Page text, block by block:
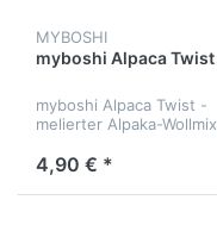
MYBOSHI
myboshi Alpaca Twist
myboshi Alpaca Twist -
melierter Alpaka-Wollmix
4,90 € *